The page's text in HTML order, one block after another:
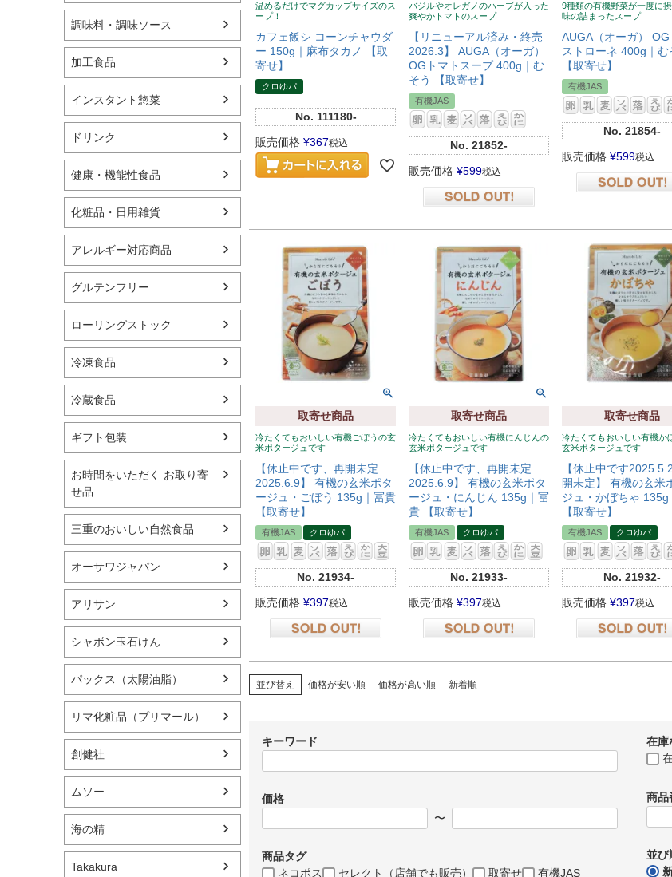
調味料・調味ソース
加工食品
インスタント惣菜
ドリンク
健康・機能性食品
化粧品・日用雑貨
アレルギー対応商品
グルテンフリー
ローリングストック
冷凍食品
冷蔵食品
ギフト包装
お時間をいただく お取り寄
せ品
三重のおいしい自然食品
オーサワジャパン
アリサン
シャボン玉石けん
パックス（太陽油脂）
リマ化粧品（プリマール）
創健社
ムソー
海の精
Takakura
温めるだけでマグカップサイズのス
ープ！
カフェ飯シ コーンチャウダ
ー 150g｜麻布タカノ 【取
寄せ】
クロゆパ
No. 111180-
販売価格 ¥367税込
バジルやオレガノのハーブが入った
爽やかトマトのスープ
【リニューアル済み・終売
2026.3】 AUGA（オーガ）
OGトマトスープ 400g｜む
そう 【取寄せ】
有機JAS
No. 21852-
販売価格 ¥599税込
9種類の有機野菜が一度に
味の詰まったスープ
AUGA（オーガ） OG
ストローネ 400g｜む
【取寄せ】
有機JAS
No. 21854-
販売価格 ¥599税込
取寄せ商品
冷たくてもおいしい有機ごぼうの玄
米ポタージュです
【休止中です、再開未定
2025.6.9】 有機の玄米ポタ
ージュ・ごぼう 135g｜冨貴
【取寄せ】
有機JAS クロゆパ
No. 21934-
販売価格 ¥397税込
取寄せ商品
冷たくてもおいしい有機にんじんの
玄米ポタージュです
【休止中です、再開未定
2025.6.9】 有機の玄米ポタ
ージュ・にんじん 135g｜冨
貴 【取寄せ】
有機JAS クロゆパ
No. 21933-
販売価格 ¥397税込
取寄せ商品
冷たくてもおいしい有機か
玄米ポタージュです
【休止中です
開未定】 有機の玄米
ジュ・かぼちゃ 135g
【取寄せ】
有機JAS クロゆパ
No. 21932-
販売価格 ¥397税込
並び替え 価格が安い順 価格が高い順 新着順
キーワード
価格
〜
商品タグ
ネコポス
セレクト（店舗でも販売） 取寄せ 有機JAS
在庫
商品
並び